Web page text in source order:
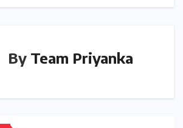
By Team Priyanka